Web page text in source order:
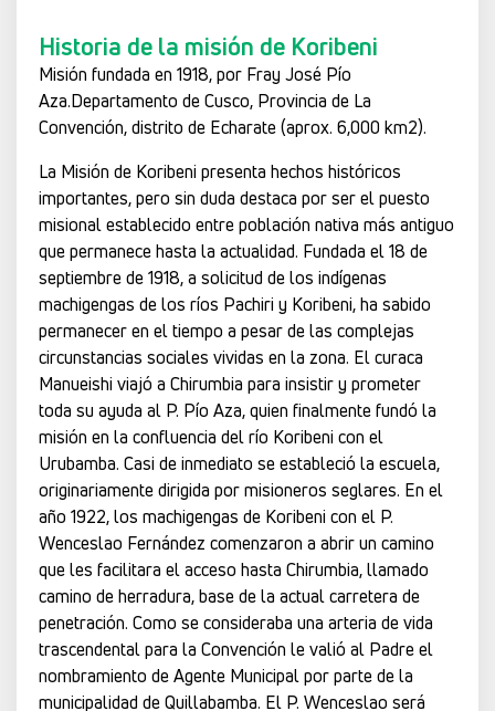
Historia de la misión de Koribeni
Misión fundada en 1918, por Fray José Pío
Aza.Departamento de Cusco, Provincia de La
Convención, distrito de Echarate (aprox. 6,000 km2).
La Misión de Koribeni presenta hechos históricos
importantes, pero sin duda destaca por ser el puesto
misional establecido entre población nativa más antiguo
que permanece hasta la actualidad. Fundada el 18 de
septiembre de 1918, a solicitud de los indígenas
machigengas de los ríos Pachiri y Koribeni, ha sabido
permanecer en el tiempo a pesar de las complejas
circunstancias sociales vividas en la zona. El curaca
Manueishi viajó a Chirumbia para insistir y prometer
toda su ayuda al P. Pío Aza, quien finalmente fundó la
misión en la confluencia del río Koribeni con el
Urubamba. Casi de inmediato se estableció la escuela,
originariamente dirigida por misioneros seglares. En el
año 1922, los machigengas de Koribeni con el P.
Wenceslao Fernández comenzaron a abrir un camino
que les facilitara el acceso hasta Chirumbia, llamado
camino de herradura, base de la actual carretera de
penetración. Como se consideraba una arteria de vida
trascendental para la Convención le valió al Padre el
nombramiento de Agente Municipal por parte de la
municipalidad de Quillabamba. El P. Wenceslao será